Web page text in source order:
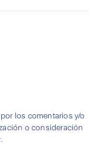
los comentarios y/o
o consideración